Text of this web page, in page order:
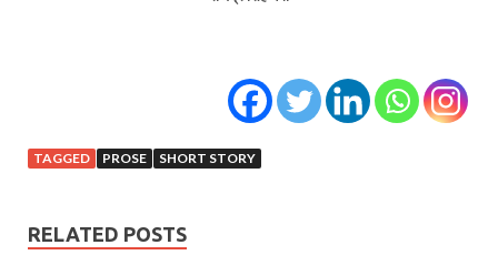
TAGGED PROSE SHORT STORY
RELATED POSTS